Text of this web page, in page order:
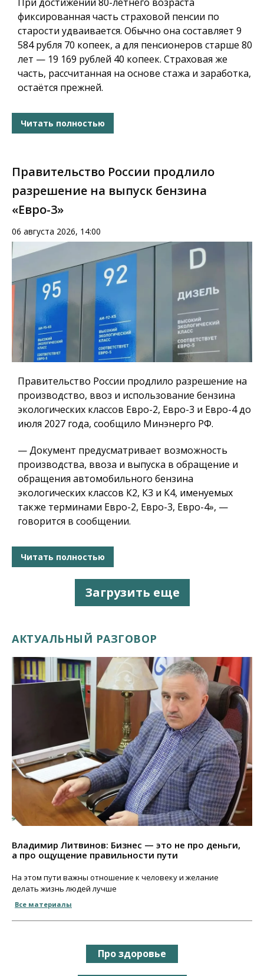
фиксированная часть страховой пенсии по
старости удваивается. Обычно она составляет 9
584 рубля 70 копеек, а для пенсионеров старше 80
лет — 19 169 рублей 40 копеек. Страховая же
часть, рассчитанная на основе стажа и заработка,
остаётся прежней.
Читать полностью
Правительство России продлило
разрешение на выпуск бензина
«Евро-3»
06 августа 2026, 14:00
Правительство России продлило разрешение на
производство, ввоз и использование бензина
экологических классов Евро-2, Евро-3 и Евро-4 до
июля 2027 года, сообщило Минэнерго РФ.
— Документ предусматривает возможность
производства, ввоза и выпуска в обращение и
обращения автомобильного бензина
экологических классов К2, К3 и К4, именуемых
также терминами Евро-2, Евро-3, Евро-4», —
говорится в сообщении.
Читать полностью
Загрузить еще
АКТУАЛЬНЫЙ РАЗГОВОР
Владимир Литвинов: Бизнес — это не про деньги,
а про ощущение правильности пути
На этом пути важны отношение к человеку и желание
делать жизнь людей лучше
Все материалы
Про здоровье